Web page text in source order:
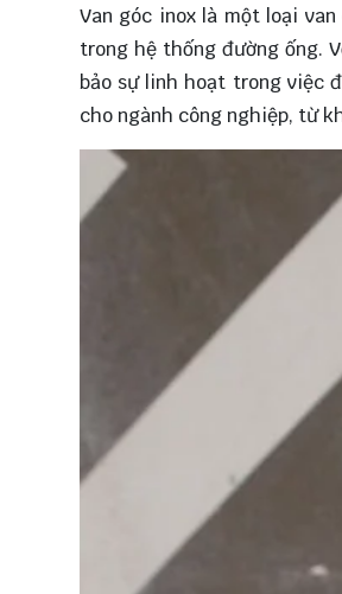
Van góc inox là một loại
trong hệ thống đường ống.
bảo sự linh hoạt trong việc
cho ngành công nghiệp, từ